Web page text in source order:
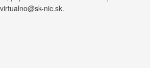
virtualno@sk-nic.sk.